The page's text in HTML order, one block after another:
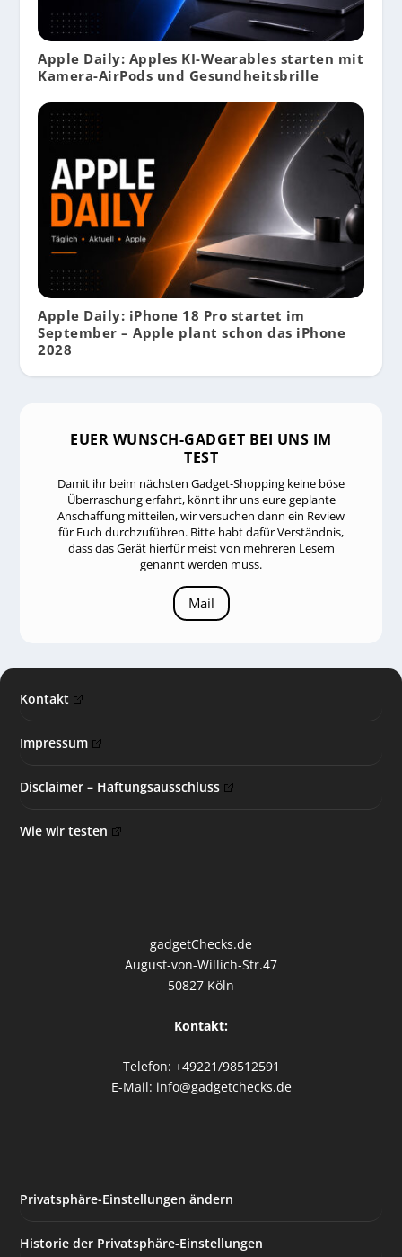
Apple Daily: Apples KI-Wearables starten mit
Kamera-AirPods und Gesundheitsbrille
Apple Daily: iPhone 18 Pro startet im
September – Apple plant schon das iPhone
2028
EUER WUNSCH-GADGET BEI UNS IM
TEST
Damit ihr beim nächsten Gadget-Shopping keine böse
Überraschung erfahrt, könnt ihr uns eure geplante
Anschaffung mitteilen, wir versuchen dann ein Review
für Euch durchzuführen. Bitte habt dafür Verständnis,
dass das Gerät hierfür meist von mehreren Lesern
genannt werden muss.
Mail
Kontakt
Impressum
Disclaimer – Haftungsausschluss
Wie wir testen
gadgetChecks.de
August-von-Willich-Str.47
50827 Köln
Kontakt:
Telefon: +49221/98512591
E-Mail: info@gadgetchecks.de
Privatsphäre-Einstellungen ändern
Historie der Privatsphäre-Einstellungen